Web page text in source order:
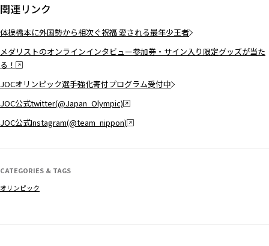
関連リンク
体操橋本に外国勢から相次ぐ祝福 愛される最年少王者
メダリストのオンラインインタビュー参加券・サイン入り限定グッズが当た
る！
JOCオリンピック選手強化寄付プログラム受付中
JOC公式twitter(@Japan_Olympic)
JOC公式Instagram(@team_nippon)
CATEGORIES & TAGS
オリンピック